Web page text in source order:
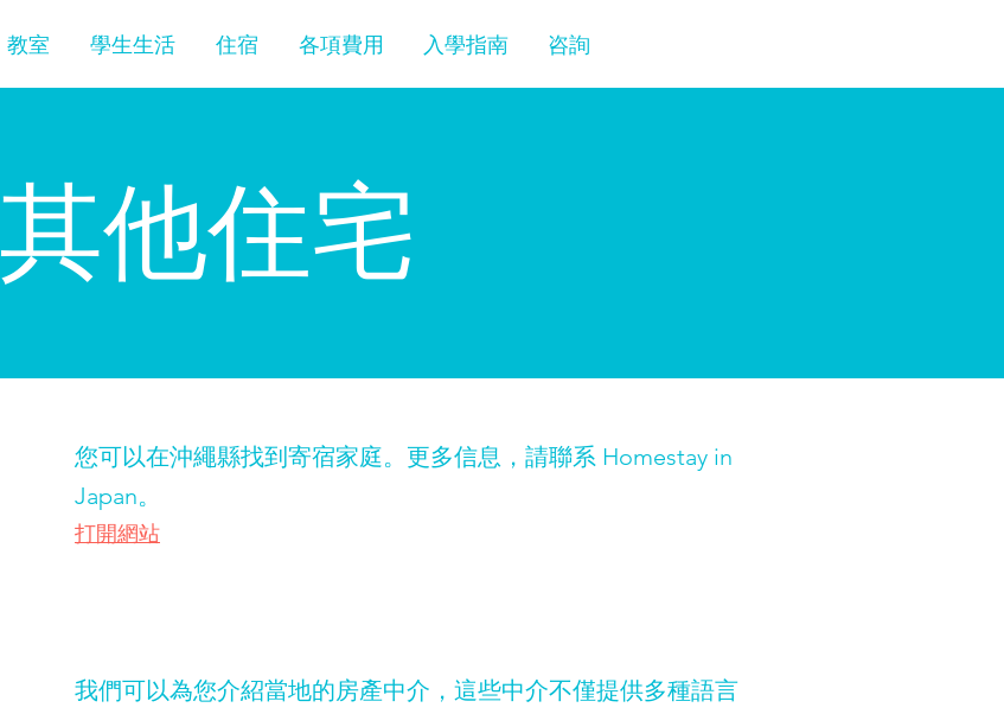
教室 學生生活 住宿 各項費用 入學指南 咨詢
其他住宅
您可以在沖繩縣找到寄宿家庭。更多信息，請聯系 Homestay in
Japan。
打開網站
我們可以為您介紹當地的房產中介，這些中介不僅提供多種語言